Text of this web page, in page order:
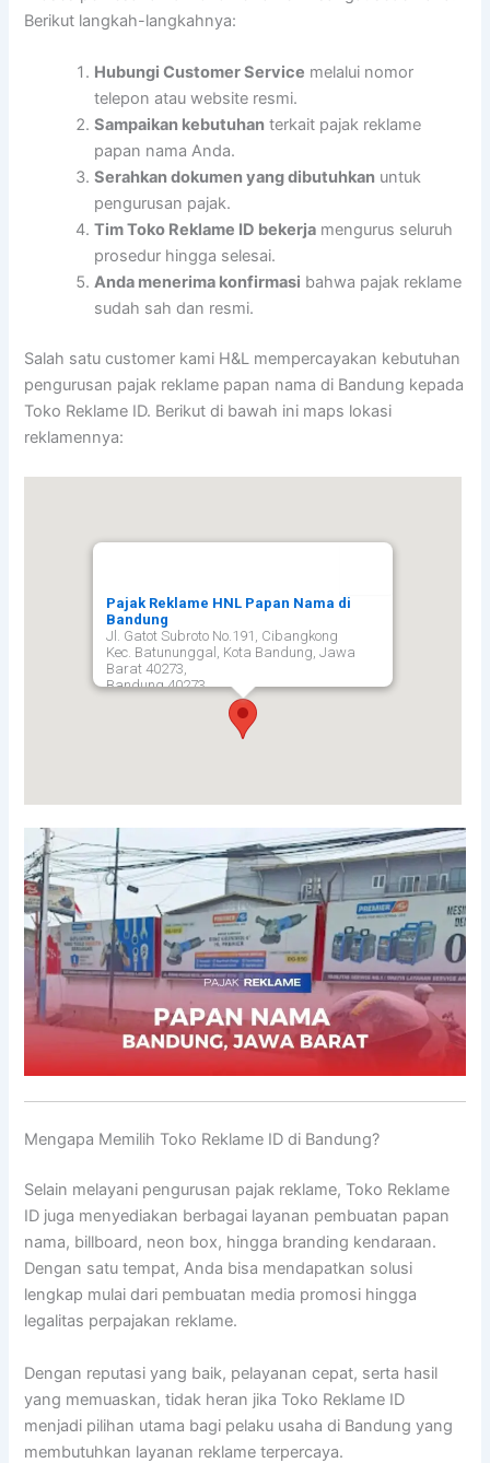
Berikut langkah-langkahnya:
Hubungi Customer Service melalui nomor
telepon atau website resmi.
Sampaikan kebutuhan terkait pajak reklame
papan nama Anda.
Serahkan dokumen yang dibutuhkan untuk
pengurusan pajak.
Tim Toko Reklame ID bekerja mengurus seluruh
prosedur hingga selesai.
Anda menerima konfirmasi bahwa pajak reklame
sudah sah dan resmi.
Salah satu customer kami H&L mempercayakan kebutuhan
pengurusan pajak reklame papan nama di Bandung kepada
Toko Reklame ID. Berikut di bawah ini maps lokasi
reklamennya:
Pajak Reklame HNL Papan Nama di
Bandung
Jl. Gatot Subroto No.191, Cibangkong
Kec. Batununggal, Kota Bandung, Jawa
Barat 40273,
Bandung 40273
Mengapa Memilih Toko Reklame ID di Bandung?
Selain melayani pengurusan pajak reklame, Toko Reklame
ID juga menyediakan berbagai layanan pembuatan papan
nama, billboard, neon box, hingga branding kendaraan.
Dengan satu tempat, Anda bisa mendapatkan solusi
lengkap mulai dari pembuatan media promosi hingga
legalitas perpajakan reklame.
Dengan reputasi yang baik, pelayanan cepat, serta hasil
yang memuaskan, tidak heran jika Toko Reklame ID
menjadi pilihan utama bagi pelaku usaha di Bandung yang
membutuhkan layanan reklame terpercaya.